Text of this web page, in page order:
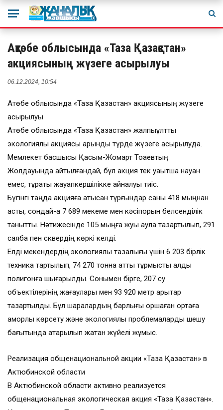
Ақтөбе облысында «Таза Қазақстан»
акциясының жүзеге асырылуы
06.12.2024, 10:54
Ақтөбе облысында «Таза Қазақстан» акциясының жүзеге
асырылуы
Ақтөбе облысында «Таза Қазақстан» жалпыұлттық
экологиялық акциясы қарқынды түрде жүзеге асырылуда.
Мемлекет басшысы Қасым-Жомарт Тоқаевтың
Жолдауында айтылғандай, бұл акция тек уақытша науқан
емес, тұрақты жауапкершілікке айналуы тиіс.
Бүгінгі таңда акцияға қатысқан тұрғындар саны 418 мыңнан
асты, сондай-ақ 7 689 мекеме мен кәсіпорын белсенділік
танытты. Нәтижесінде 105 мыңға жуық аула тазартылып, 291
саябақ пен сквердің көркі келді.
Елді мекендердің экологиялық тазалығы үшін 6 203 бірлік
техника тартылып, 74 270 тонна қатты тұрмыстық қалдық
полигонға шығарылды. Сонымен бірге, 207 су
объектілерінің жағаулары мен 93 920 метр арықтар
тазартылды. Бұл шаралардың барлығы қоршаған ортаға
қамқорлық көрсету және экологиялық проблемаларды шешу
бағытында атқарылып жатқан жүйелі жұмыс.
Реализация общенациональной акции «Таза Қазақстан» в
Актюбинской области
В Актюбинской области активно реализуется
общенациональная экологическая акция «Таза Қазақстан».